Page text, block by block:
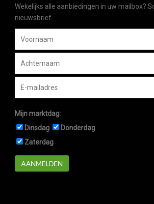
Wekelijks alle aanbiedingen in uw mailbox?
nieuwsbrief.
Mijn marktdag:
Dinsdag
Donderdag
Zaterdag
AANMELDEN